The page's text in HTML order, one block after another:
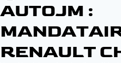
AUTOJM :
RENAULT